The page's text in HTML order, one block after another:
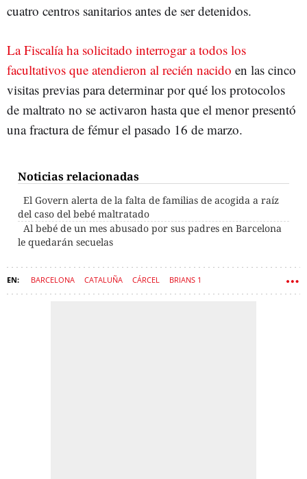
cuatro centros sanitarios antes de ser detenidos.
La Fiscalía ha solicitado interrogar a todos los
facultativos que atendieron al recién nacido en las cinco
visitas previas para determinar por qué los protocolos
de maltrato no se activaron hasta que el menor presentó
una fractura de fémur el pasado 16 de marzo.
Noticias relacionadas
El Govern alerta de la falta de familias de acogida a raíz
del caso del bebé maltratado
Al bebé de un mes abusado por sus padres en Barcelona
le quedarán secuelas
BARCELONA CATALUÑA CÁRCEL BRIANS 1